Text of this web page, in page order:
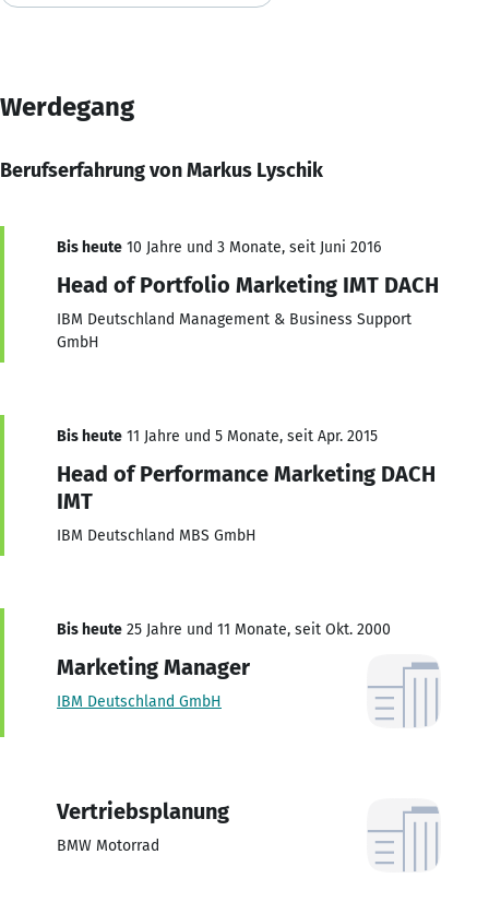
Werdegang
Berufserfahrung von Markus Lyschik
Bis heute 10 Jahre und 3 Monate, seit Juni 2016
Head of Portfolio Marketing IMT DACH
IBM Deutschland Management & Business Support
GmbH
Bis heute 11 Jahre und 5 Monate, seit Apr. 2015
Head of Performance Marketing DACH
IMT
IBM Deutschland MBS GmbH
Bis heute 25 Jahre und 11 Monate, seit Okt. 2000
Marketing Manager
IBM Deutschland GmbH
Vertriebsplanung
BMW Motorrad